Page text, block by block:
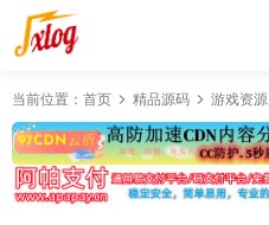
当前位置： 首页 精品源码 游戏资源